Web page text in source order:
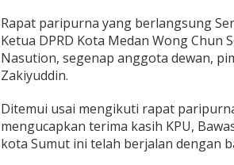
i
k
o
t
a
n
W
Rapat paripurna yang berlangsung
Ketua DPRD Kota Medan Wong Chun
Nasution, segenap anggota dewan,
Zakiyuddin.
Ditemui usai mengikuti rapat
mengucapkan terima kasih KPU,
kota Sumut ini telah berjalan dengan